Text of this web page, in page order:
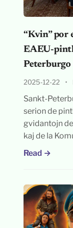
“Kvin” por
EAEU-
Peterburgo
2025-12-22 •
Sankt-
serion de
gvidantojn
kaj de la
Read →